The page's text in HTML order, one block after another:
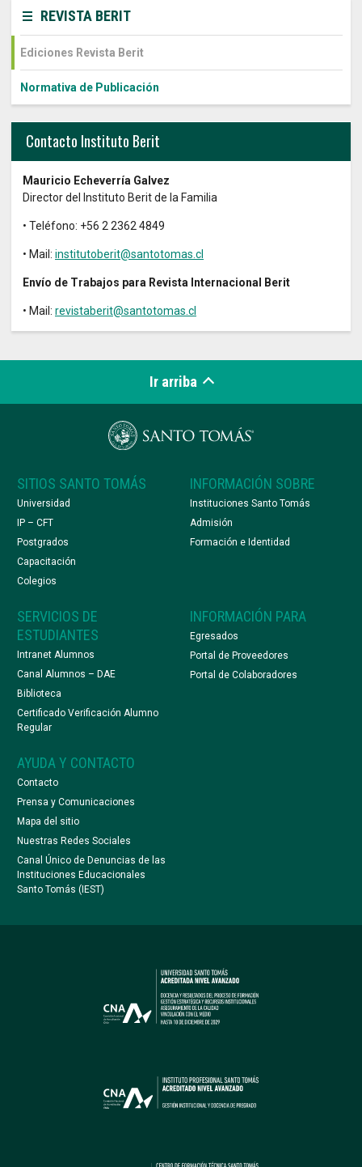
REVISTA BERIT
Ediciones Revista Berit
Normativa de Publicación
Contacto Instituto Berit
Mauricio Echeverría Galvez
Director del Instituto Berit de la Familia
• Teléfono: +56 2 2362 4849
• Mail: institutoberit@santotomas.cl
Envío de Trabajos para Revista Internacional Berit
• Mail: revistaberit@santotomas.cl
Ir arriba
SITIOS SANTO TOMÁS
Universidad
IP – CFT
Postgrados
Capacitación
Colegios
INFORMACIÓN SOBRE
Instituciones Santo Tomás
Admisión
Formación e Identidad
SERVICIOS DE
ESTUDIANTES
Intranet Alumnos
Canal Alumnos – DAE
Biblioteca
Certificado Verificación Alumno
Regular
INFORMACIÓN PARA
Egresados
Portal de Proveedores
Portal de Colaboradores
AYUDA Y CONTACTO
Contacto
Prensa y Comunicaciones
Mapa del sitio
Nuestras Redes Sociales
Canal Único de Denuncias de las
Instituciones Educacionales
Santo Tomás (IEST)